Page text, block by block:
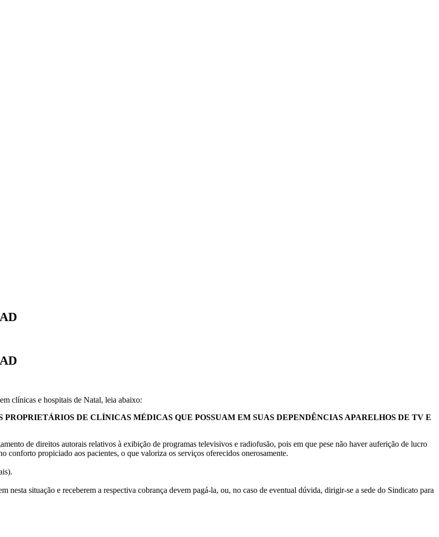
clínicas e hospitais de Natal, leia abaixo:
DE CLÍNICAS MÉDICAS QUE POSSUAM EM SUAS DEPENDÊNCIAS APARELHOS DE TV E
de direitos autorais relativos à exibição de programas televisivos e radiofusão, pois em que pese não haver auferição de lucro
propiciado aos pacientes, o que valoriza os serviços oferecidos onerosamente.
situação e receberem a respectiva cobrança devem pagá-la, ou, no caso de eventual dúvida, dirigir-se a sede do Sindicato para